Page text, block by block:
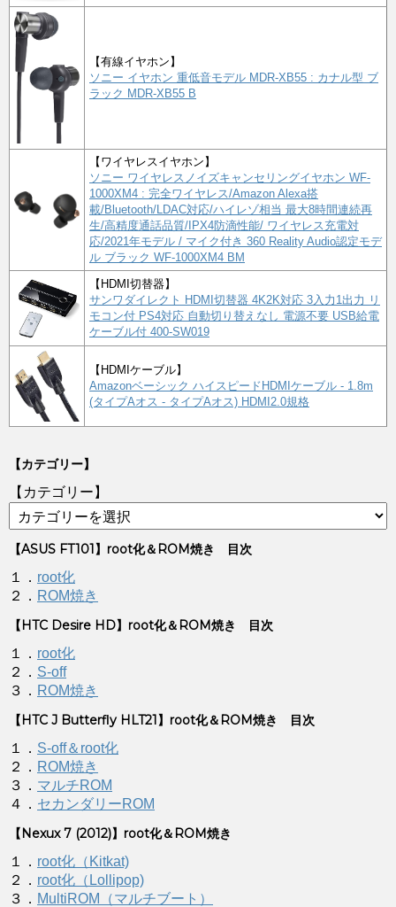
【有線イヤホン】
ソニー イヤホン 重低音モデル MDR-XB55 : カナル型 ブ
ラック MDR-XB55 B
【ワイヤレスイヤホン】
ソニー ワイヤレスノイズキャンセリングイヤホン WF-
1000XM4 : 完全ワイヤレス/Amazon Alexa搭
載/Bluetooth/LDAC対応/ハイレゾ相当 最大8時間連続再
生/高精度通話品質/IPX4防滴性能/ ワイヤレス充電対
応/2021年モデル / マイク付き 360 Reality Audio認定モデ
ル ブラック WF-1000XM4 BM
【HDMI切替器】
サンワダイレクト HDMI切替器 4K2K対応 3入力1出力 リ
モコン付 PS4対応 自動切り替えなし 電源不要 USB給電
ケーブル付 400-SW019
【HDMIケーブル】
Amazonベーシック ハイスピードHDMIケーブル - 1.8m
(タイプAオス - タイプAオス) HDMI2.0規格
【カテゴリー】
【カテゴリー】
【ASUS FT101】root化＆ROM焼き 目次
１． root化
２． ROM焼き
【HTC Desire HD】root化＆ROM焼き 目次
１． root化
２． S-off
３． ROM焼き
【HTC J Butterfly HLT21】root化＆ROM焼き 目次
１． S-off＆root化
２． ROM焼き
３． マルチROM
４． セカンダリーROM
【Nexux 7 (2012)】root化＆ROM焼き
１． root化（Kitkat)
２． root化（Lollipop)
３． MultiROM（マルチブート）